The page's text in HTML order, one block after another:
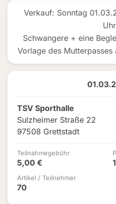
Verkauf: Sonntag
Uhr
Schwangere + eine
Vorlage des
TSV Sporthalle
Sulzheimer Straße 22
97508 Grettstadt
Teilnahmegebühr
5,00 €
Artikel / Teilnehmer
70